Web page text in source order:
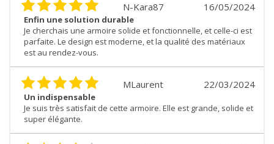
16/05/2024
N-Kara87
Enfin une solution durable
Je cherchais une armoire solide et fonctionnelle, et celle-ci est
parfaite. Le design est moderne, et la qualité des matériaux
est au rendez-vous.
22/03/2024
MLaurent
Un indispensable
Je suis très satisfait de cette armoire. Elle est grande, solide et
super élégante.